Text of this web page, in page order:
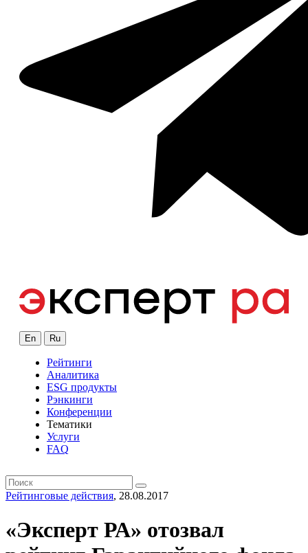
En Ru
Рейтинги
Аналитика
ESG продукты
Рэнкинги
Конференции
Тематики
Услуги
FAQ
Рейтинговые действия, 28.08.2017
«Эксперт РА» отозвал